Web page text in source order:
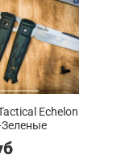
Echelon